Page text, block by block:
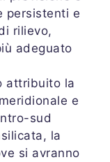
persistenti e
rilievo,
adeguato
attribuito la
e
sud
la
si avranno